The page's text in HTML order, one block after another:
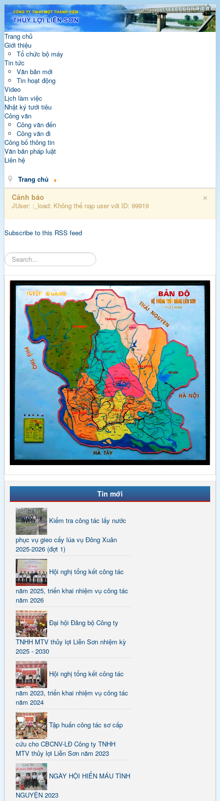
Trang chủ
Giới thiệu
Tổ chức bộ máy
Tin tức
Văn bản mới
Tin hoạt động
Video
Lịch làm việc
Nhật ký tưới tiêu
Công văn
Công văn đến
Công văn đi
Công bố thông tin
Văn bản pháp luật
Liên hệ
Trang chủ
×
Cảnh báo
JUser: :_load: Không thể nạp user với ID: 99919
Subscribe to this RSS feed
Tìm
kiếm
Tin mới
Kiểm tra công tác lấy nước
phục vụ gieo cấy lúa vụ Đông Xuân
2025-2026 (đợt 1)
Hội nghị tổng kết công tác
năm 2025, triển khai nhiệm vụ công tác
năm 2026
Đại hội Đảng bộ Công ty
TNHH MTV thủy lợi Liễn Sơn nhiệm kỳ
2025 - 2030
Hội nghị tổng kết công tác
năm 2023, triển khai nhiệm vụ công tác
năm 2024
Tập huấn công tác sơ cấp
cứu cho CBCNV-LĐ Công ty TNHH
MTV thủy lợi Liễn Sơn năm 2023
NGÀY HỘI HIẾN MÁU TÌNH
NGUYỆN 2023